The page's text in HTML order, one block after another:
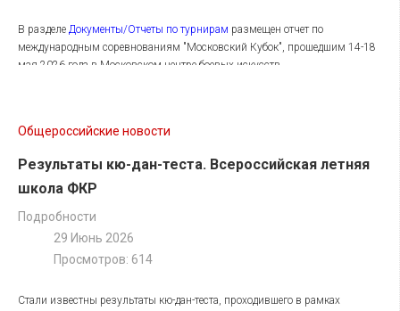
В разделе Документы/Отчеты по турнирам размещен отчет по
международным соревнованиям "Московский Кубок", прошедшим 14-18
мая 2026 года в Московском центре боевых искусств.
Общероссийские новости
Результаты кю-дан-теста. Всероссийская летняя
школа ФКР
Подробности
29 Июнь 2026
Просмотров: 614
Стали известны результаты кю-дан-теста, проходившего в рамках